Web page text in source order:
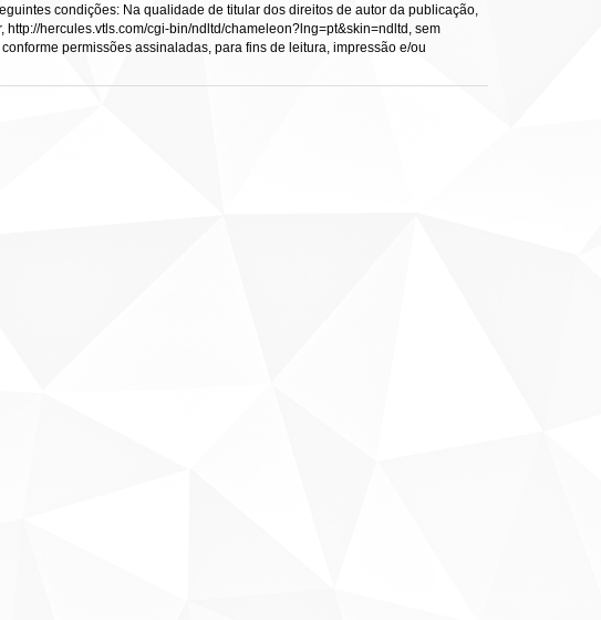
condições: Na qualidade de titular dos direitos de autor da publicação,
hercules.vtls.com/cgi-bin/ndltd/chameleon?lng=pt&skin=ndltd, sem
permissões assinaladas, para fins de leitura, impressão e/ou